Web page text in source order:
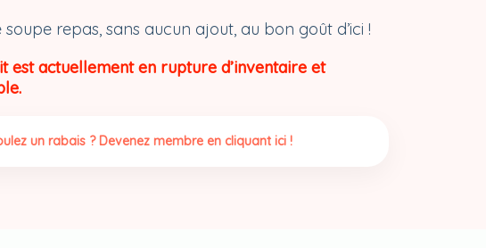
soupe repas, sans aucun ajout, au bon goût d’ici !
est actuellement en rupture d’inventaire et
un rabais ? Devenez membre en cliquant ici !